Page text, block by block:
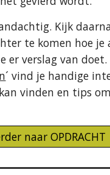
Kijk
te komen hoe je
er verslag van doet.
´ vind je handige
vinden en tips
naar OPDRACHT